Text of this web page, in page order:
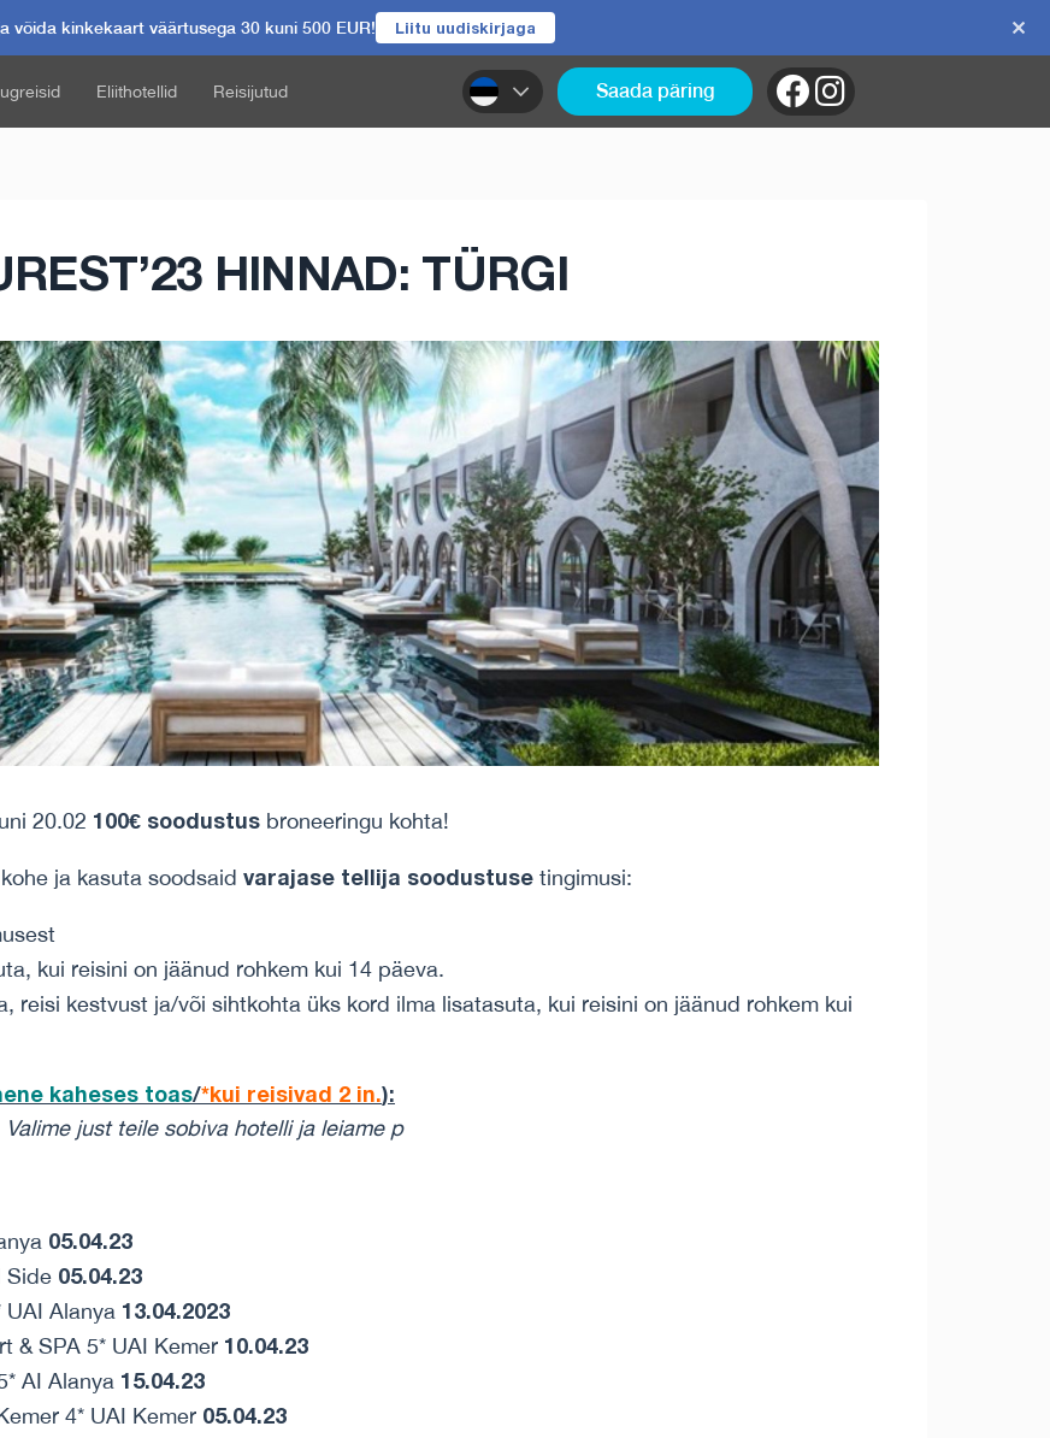
võida kinkekaart väärtusega 30 kuni 500 EUR! Liitu uudiskirjaga
Eliithotellid Reisijutud Saada päring
HINNAD: TÜRGI
20.02 100€ soodustus broneeringu kohta!
ja kasuta soodsaid varajase tellija soodustuse tingimusi:
kui reisini on jäänud rohkem kui 14 päeva.
reisi kestvust ja/või sihtkohta üks kord ilma lisatasuta, kui reisini on jäänud rohkem kui
kaheses toas/*kui reisivad 2 in.):
just teile sobiva hotelli ja leiame p
05.04.23
Side 05.04.23
UAI Alanya 13.04.2023
& SPA 5* UAI Kemer 10.04.23
AI Alanya 15.04.23
4* UAI Kemer 05.04.23